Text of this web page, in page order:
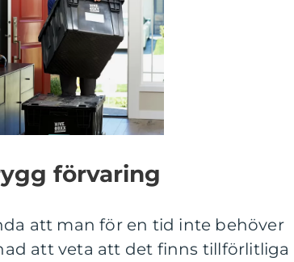
förvaring
att man för en tid inte behöver
att veta att det finns tillförlitliga